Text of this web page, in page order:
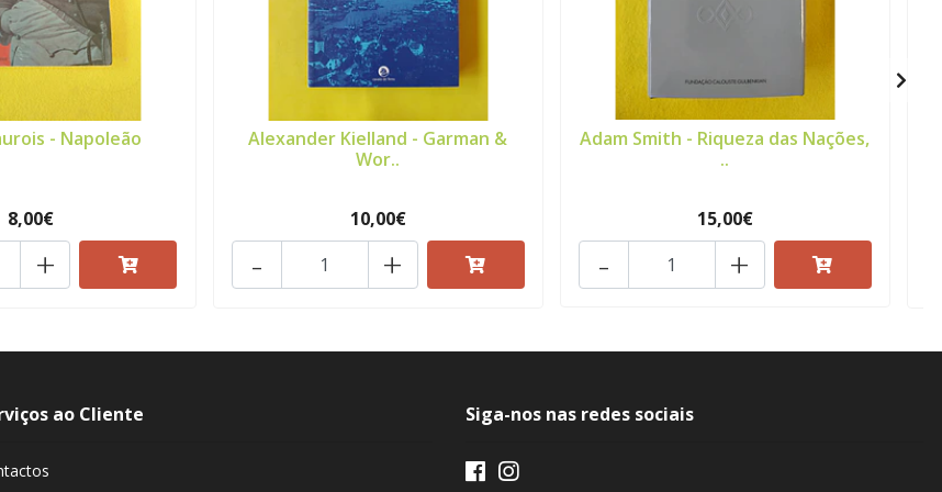
- Napoleão
8,00€
+
Alexander Kielland - Garman &
Wor..
10,00€
+
-
Adam Smith - Riqueza das Nações,
..
15,00€
+
-
ao Cliente Siga-nos nas redes sociais